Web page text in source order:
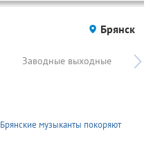
Брянск
Заводные выходные
Брянские музыканты покоряют